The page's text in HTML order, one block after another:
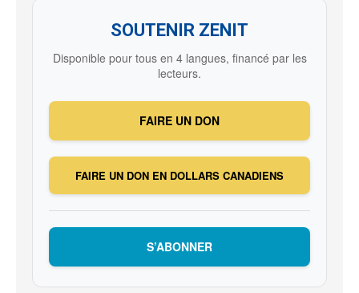
SOUTENIR ZENIT
Disponible pour tous en 4 langues, financé par les
lecteurs.
FAIRE UN DON
FAIRE UN DON EN DOLLARS CANADIENS
S’ABONNER